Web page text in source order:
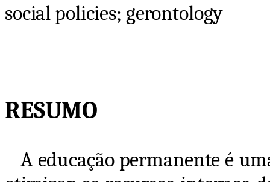
social policies; gerontology
RESUMO
A educação permanente é